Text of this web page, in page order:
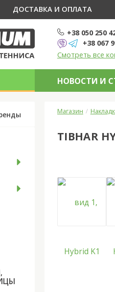
ДОСТАВКА И ОПЛАТА
+38 050 250
+38 067
Смотреть все
НОВОСТИ И
Магазин
TIBHAR